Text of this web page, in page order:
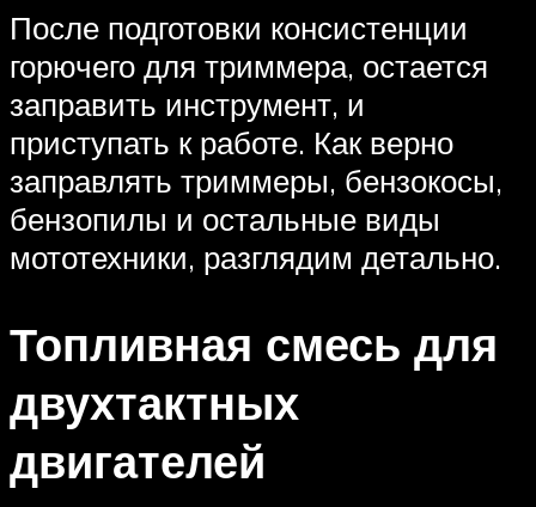
После подготовки консистенции
горючего для триммера, остается
заправить инструмент, и
приступать к работе. Как верно
заправлять триммеры, бензокосы,
бензопилы и остальные виды
мототехники, разглядим детально.
Топливная смесь для
двухтактных
двигателей